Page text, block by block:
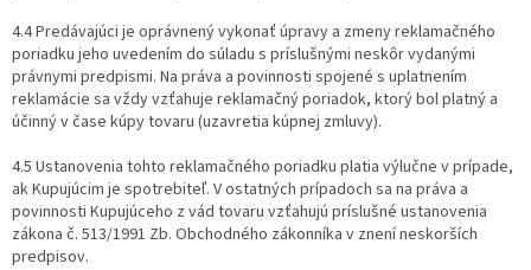
4.4 Predávajúci je oprávnený vykonať úpravy a zmeny reklamačného
poriadku jeho uvedením do súladu s príslušnými neskôr vydanými
právnymi predpismi. Na práva a povinnosti spojené s uplatnením
reklamácie sa vždy vzťahuje reklamačný poriadok, ktorý bol platný a
účinný v čase kúpy tovaru (uzavretia kúpnej zmluvy).
4.5 Ustanovenia tohto reklamačného poriadku platia výlučne v prípade,
ak Kupujúcim je spotrebiteľ. V ostatných prípadoch sa na práva a
povinnosti Kupujúceho z vád tovaru vzťahujú príslušné ustanovenia
zákona č. 513/1991 Zb. Obchodného zákonníka v znení neskorších
predpisov.